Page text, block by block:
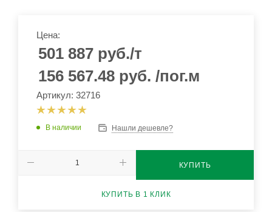
Цена:
501 887 руб./т
156 567.48 руб. /пог.м
Артикул: 32716
В наличии Нашли дешевле?
КУПИТЬ
КУПИТЬ В 1 КЛИК